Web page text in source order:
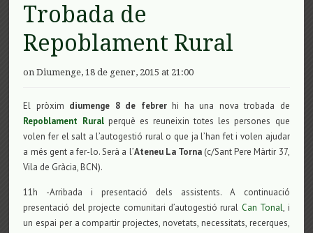
Trobada de
Repoblament Rural
on Diumenge, 18 de gener, 2015 at 21:00
El pròxim diumenge 8 de febrerhi ha una nova trobada de
Repoblament Ruralperquè es reuneixin totes les persones que
volen fer el salt a l’autogestió rural o que ja l’han fet i volen ajudar
a més gent a fer-lo. Serà a l’Ateneu La Torna(c/Sant Pere Màrtir 37,
Vila de Gràcia, BCN).
11h -Arribada i presentació dels assistents. A continuació
presentació del projecte comunitari d’autogestió rural Can Tonal, i
un espai per a compartir projectes, novetats, necessitats, recerques,